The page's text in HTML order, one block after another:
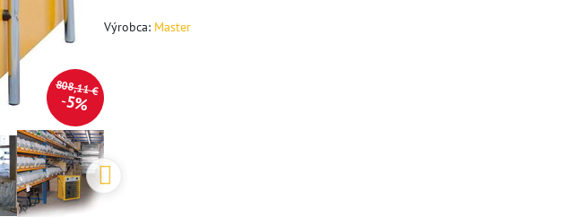
808,11 €
5%
Výrobca: Master